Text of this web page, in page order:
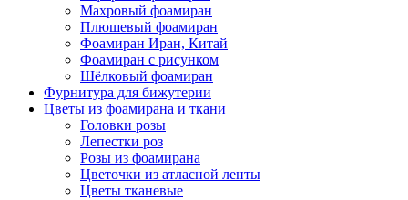
Махровый фоамиран
Плюшевый фоамиран
Фоамиран Иран, Китай
Фоамиран с рисунком
Шёлковый фоамиран
Фурнитура для бижутерии
Цветы из фоамирана и ткани
Головки розы
Лепестки роз
Розы из фоамирана
Цветочки из атласной ленты
Цветы тканевые